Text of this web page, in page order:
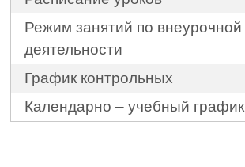
Режим занятий по внеурочной
деятельности
График контрольных
Календарно – учебный график